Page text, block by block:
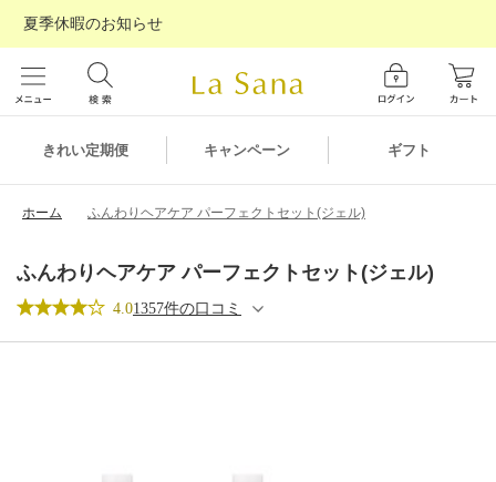
きれい定期便 キャンペーン ギフト
夏季休暇のお知らせ
ホーム ふんわりヘアケア パーフェクトセット(ジェル)
ふんわりヘアケア パーフェクトセット(ジェル)
4.01357件の口コミ